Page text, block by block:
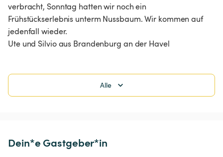
verbracht, Sonntag hatten wir noch ein
Frühstückserlebnis unterm Nussbaum. Wir kommen auf
jedenfall wieder.
Ute und Silvio aus Brandenburg an der Havel
Alle
Dein*e Gastgeber*in